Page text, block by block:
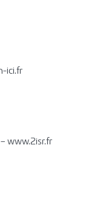
ici.fr
www.2isr.fr